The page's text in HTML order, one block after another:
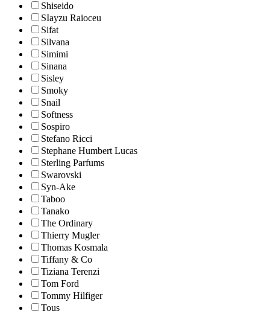
Shiseido
SIayzu Raioceu
Sifat
Silvana
Simimi
Sinana
Sisley
Smoky
Snail
Softness
Sospiro
Stefano Ricci
Stephane Humbert Lucas
Sterling Parfums
Swarovski
Syn-Ake
Taboo
Tanako
The Ordinary
Thierry Mugler
Thomas Kosmala
Tiffany & Co
Tiziana Terenzi
Tom Ford
Tommy Hilfiger
Tous